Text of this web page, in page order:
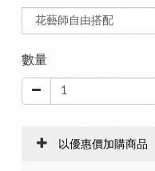
數量
以優惠價加購商品